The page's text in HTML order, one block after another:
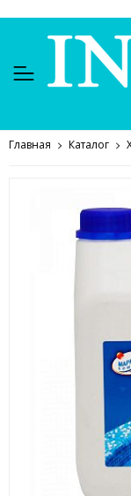
Главная Каталог